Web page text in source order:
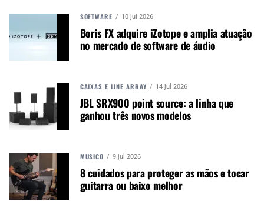
INOVAÇÃO EM SOM PARA TEATRO E ACADEMIA
A empresa Gobos do Brasil, com 24 anos de
experiência no mercado de áudio e iluminação
instalação do sistema de sonorização do teatro e
ginásio do Sesc Franca. Para este projeto, eles
escolheram equipamentos de última geração da
Martin Audio
tem um dos maiores palcos das unidades do Sesc
em São Paulo. Sua programação inclui concertos,
teatro, exibições de filmes, seminários e sessões
SOFTWARE 10 jul 2026
Boris FX adquire iZotope e amplia atuação
no mercado de software de áudio
CAIXAS E LINE ARRAY 14 jul 2026
JBL SRX900 point source: a linha que
ganhou três novos modelos
MÚSICO 9 jul 2026
8 cuidados para proteger as mãos e tocar
guitarra ou baixo melhor